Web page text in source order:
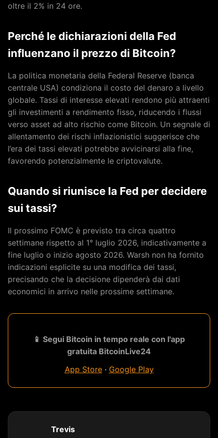
oltre il 2% in 24 ore.
Perché le dichiarazioni della Fed
influenzano il prezzo di Bitcoin?
La politica monetaria della Federal Reserve (banca
centrale USA) condiziona il costo del denaro a livello
globale. Tassi di interesse elevati rendono più attraenti
gli investimenti a rendimento fisso, riducendo i flussi
verso asset ad alto rischio come Bitcoin. Un segnale di
allentamento dei rischi inflazionistici suggerisce che
l’era dei tassi elevati potrebbe avvicinarsi alla fine,
favorendo potenzialmente le criptovalute.
Quando si riunisce la Fed per decidere
sui tassi?
Il prossimo FOMC è previsto tra circa quattro
settimane rispetto al 1° luglio 2026, indicativamente a
fine luglio o inizio agosto 2026. Warsh non ha fornito
indicazioni esplicite su una modifica dei tassi,
precisando che la decisione dipenderà dai dati
economici in arrivo nelle prossime settimane.
📱 Segui Bitcoin in tempo reale con l'app
gratuita BitcoinLive24
App Store· Google Play
Trevis